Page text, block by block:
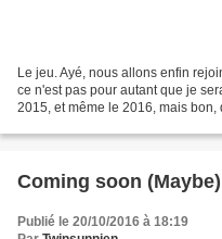
Le jeu. Ayé, nous allons enfin
ce n'est pas pour autant que je
2015, et même le 2016, mais
Coming soon
Publié le 20/10/2016 à 18:19